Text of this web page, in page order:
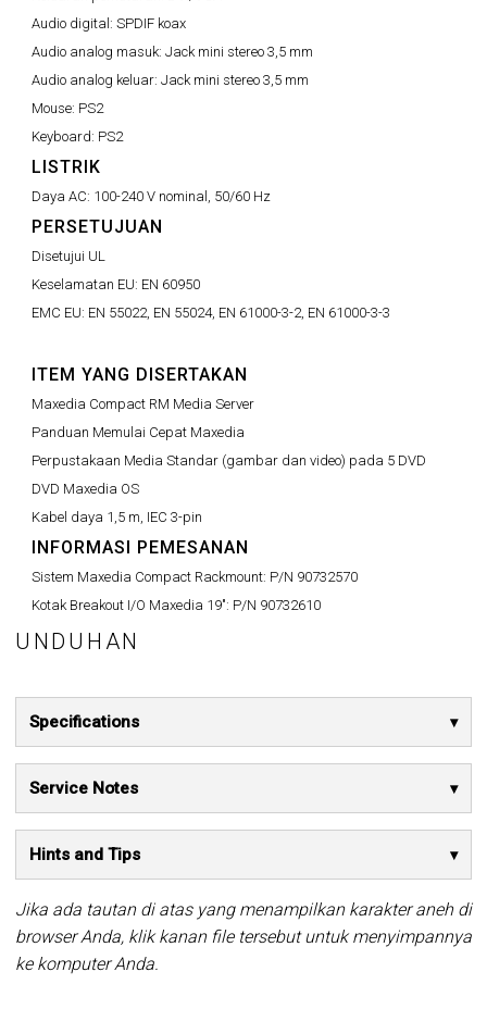
Audio digital: SPDIF koax
Audio analog masuk: Jack mini stereo 3,5 mm
Audio analog keluar: Jack mini stereo 3,5 mm
Mouse: PS2
Keyboard: PS2
LISTRIK
Daya AC: 100-240 V nominal, 50/60 Hz
PERSETUJUAN
Disetujui UL
Keselamatan EU: EN 60950
EMC EU: EN 55022, EN 55024, EN 61000-3-2, EN 61000-3-3
ITEM YANG DISERTAKAN
Maxedia Compact RM Media Server
Panduan Memulai Cepat Maxedia
Perpustakaan Media Standar (gambar dan video) pada 5 DVD
DVD Maxedia OS
Kabel daya 1,5 m, IEC 3-pin
INFORMASI PEMESANAN
Sistem Maxedia Compact Rackmount: P/N 90732570
Kotak Breakout I/O Maxedia 19": P/N 90732610
UNDUHAN
Specifications
Service Notes
Hints and Tips
Jika ada tautan di atas yang menampilkan karakter aneh di
browser Anda, klik kanan file tersebut untuk menyimpannya
ke komputer Anda.